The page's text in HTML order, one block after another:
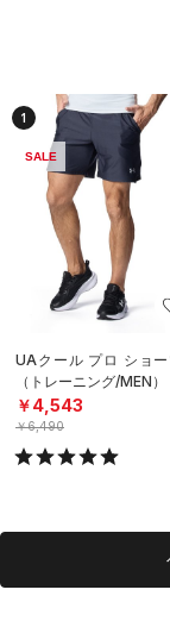
1
SALE
UAクール プロ ショー
（トレーニング/MEN）
￥4,543
￥6,490